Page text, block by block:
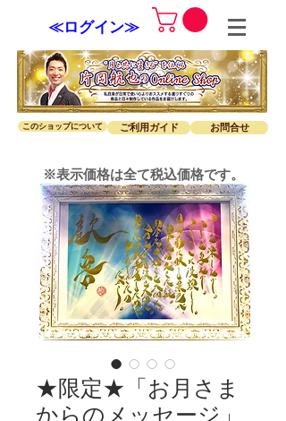
≪ログイン≫
このショップについて ご利用ガイド お問合せ
※表示価格は全て税込価格です。
★限定★「お月さま
からのメッセージ」